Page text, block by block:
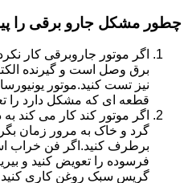
چطور مشکل جارو برقی را
اگر موتور جاروبرقی کار
برق وصل است و گیرنده
نیز تست کنید.موتور
قطعه ای که مشکل دارد را
اگر موتور کند کار می کند
گرد و خاک به مرور زمان
برطرف کنید.اگر فن خراب
فرسوده را تعویض کنید و
گریس سبک روغن کاری کنید